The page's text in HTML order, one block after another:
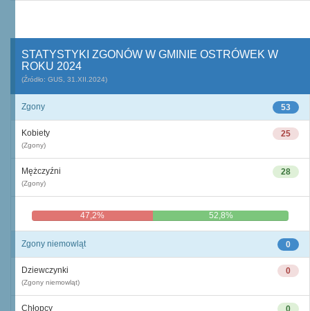
STATYSTYKI ZGONÓW W GMINIE OSTRÓWEK W
ROKU 2024
(Źródło: GUS, 31.XII.2024)
53
Zgony
25
Kobiety
(Zgony)
28
Mężczyźni
(Zgony)
47,2% 52,8%
0
Zgony niemowląt
0
Dziewczynki
(Zgony niemowląt)
0
Chłopcy